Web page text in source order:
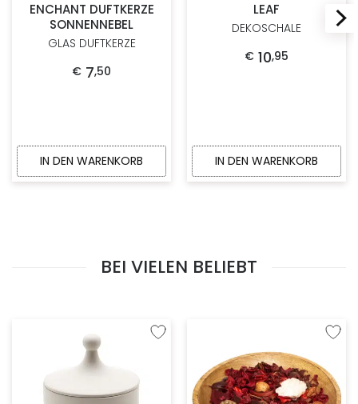
ENCHANT DUFTKERZE
SONNENNEBEL
GLAS DUFTKERZE
€ 7,50
IN DEN WARENKORB
LEAF
DEKOSCHALE
€ 10,95
IN DEN WARENKORB
BEI VIELEN BELIEBT
Zur Wunschliste hinzufügen Zur